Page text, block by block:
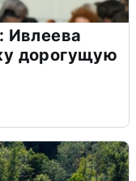
Ивлеева
дорогущую